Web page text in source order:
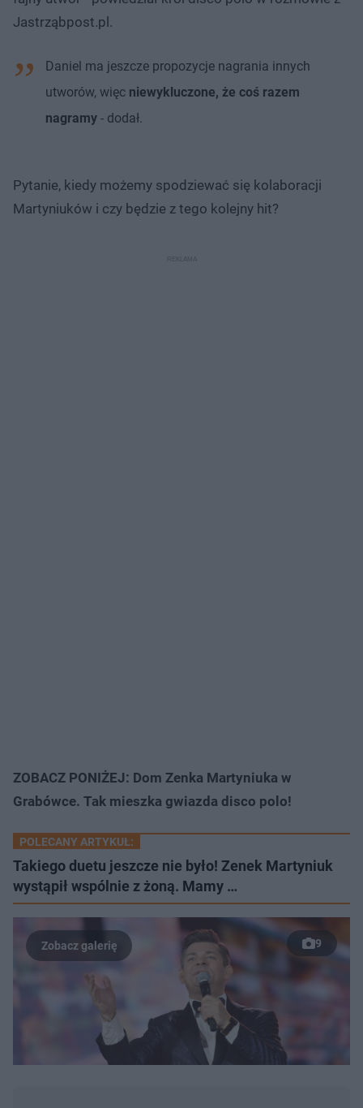
Jastrząbpost.pl.
Daniel ma jeszcze propozycje nagrania innych
utworów, więc niewykluczone, że coś razem
nagramy - dodał.
Pytanie, kiedy możemy spodziewać się kolaboracji
Martyniuków i czy będzie z tego kolejny hit?
ZOBACZ PONIŻEJ: Dom Zenka Martyniuka w
Grabówce. Tak mieszka gwiazda disco polo!
POLECANY ARTYKUŁ:
Takiego duetu jeszcze nie było! Zenek Martyniuk
wystąpił wspólnie z żoną. Mamy …
9